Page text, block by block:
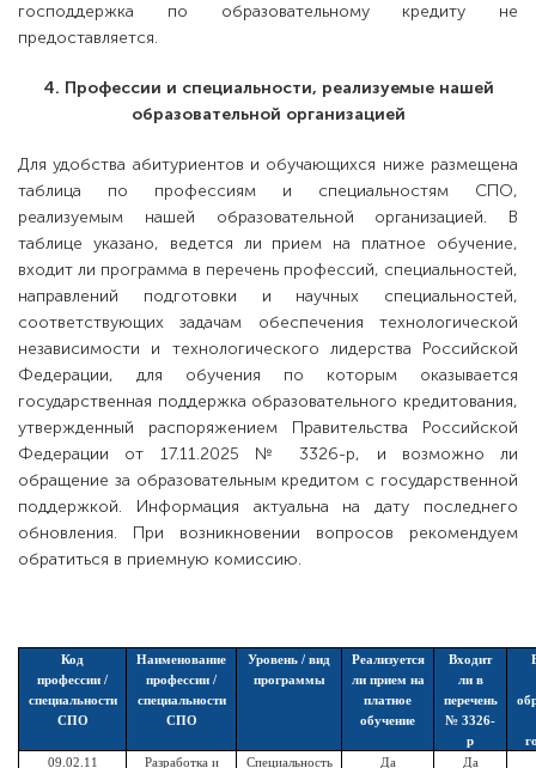
господдержка по образовательному кредиту не
предоставляется.
4. Профессии и специальности, реализуемые нашей
образовательной организацией
Для удобства абитуриентов и обучающихся ниже размещена
таблица по профессиям и специальностям СПО,
реализуемым нашей образовательной организацией. В
таблице указано, ведется ли прием на платное обучение,
входит ли программа в перечень профессий, специальностей,
направлений подготовки и научных специальностей,
соответствующих задачам обеспечения технологической
независимости и технологического лидерства Российской
Федерации, для обучения по которым оказывается
государственная поддержка образовательного кредитования,
утвержденный распоряжением Правительства Российской
Федерации от 17.11.2025 № 3326-р, и возможно ли
обращение за образовательным кредитом с государственной
поддержкой. Информация актуальна на дату последнего
обновления. При возникновении вопросов рекомендуем
обратиться в приемную комиссию.
Код
профессии /
специальности
СПО
Наименование
профессии /
специальности
СПО
Уровень / вид
программы
Реализуется
ли прием на
платное
обучение
Входит
ли в
перечень
№ 3326-
р
09.02.11
Разработка и
Специальность
Да Да